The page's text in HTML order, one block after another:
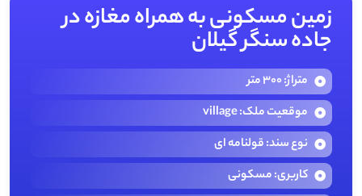
زمین مسکونی به همراه مغازه در
جاده سنگر گیلان
متراژ: 300 متر
موقعیت ملک: village
نوع سند: قولنامه ای
کاربری: مسکونی